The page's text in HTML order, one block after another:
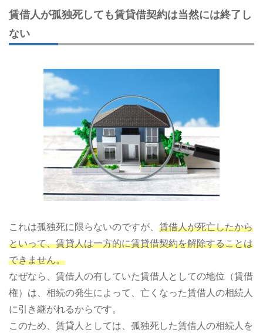
賃借人が孤独死しても賃貸借契約は当然には終了し
ない
これは孤独死に限らないのですが、 賃借人が死亡したから
といって、賃貸人は一方的に賃貸借契約を解除することは
できません。
なぜなら、賃借人の有していた賃借人としての地位（賃借
権）は、相続の発生によって、亡くなった賃借人の相続人
に引き継がれるからです。
このため、賃貸人としては、孤独死した賃借人の相続人を